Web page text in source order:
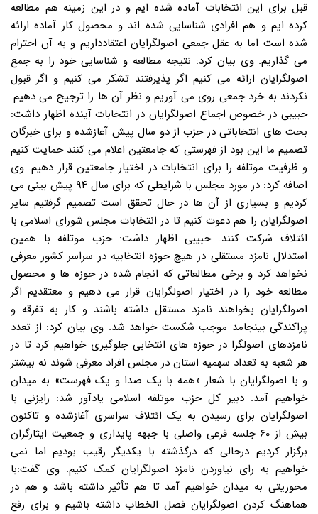
قبل برای این انتخابات آماده شده ایم و در این زمینه هم مطالعه
کرده ایم و هم افرادی شناسایی شده اند و محصول کار آماده ارائه
شده است اما به عقل جمعی اصولگرایان اعتقادداریم و به آن احترام
می گذاریم. وی بیان کرد: نتیجه مطالعه و شناسایی خود را به جمع
اصولگرایان ارائه می کنیم اگر پذیرفتند تشکر می کنیم و اگر قبول
نکردند به خرد جمعی روی می آوریم و نظر آن ها را ترجیح می دهیم.
حبیبی در خصوص اجماع اصولگرایان در انتخابات آینده اظهار داشت:
بحث های انتخاباتی در حزب از دو سال پیش آغازشده و برای خبرگان
تصمیم ما این بود از فهرستی که جامعتین اعلام می کنند حمایت کنیم
و ظرفیت موتلفه را برای انتخابات در اختیار جامعتین قرار دهیم. وی
اضافه کرد: در مورد مجلس با شرایطی که برای سال ۹۴ پیش بینی می
کردیم و بسیاری از آن ها در حال تحقق است تصمیم گرفتیم سایر
اصولگرایان را هم دعوت کنیم تا در انتخابات مجلس شورای اسلامی با
ائتلاف شرکت کنند. حبیبی اظهار داشت: حزب موتلفه با همین
استدلال نامزد مستقلی در هیچ حوزه انتخابیه در سراسر کشور معرفی
نخواهد کرد و برخی مطالعاتی که انجام شده در حوزه ها و محصول
مطالعه خود را در اختیار اصولگرایان قرار می دهیم و معتقدیم اگر
اصولگرایان بخواهند نامزد مستقل داشته باشند و کار به تفرقه و
پراکندگی بینجامد موجب شکست خواهد شد. وی بیان کرد: از تعدد
نامزدهای اصولگرا در حوزه های انتخابی جلوگیری خواهیم کرد تا در
هر شعبه به تعداد سهمیه استان در مجلس افراد معرفی شوند نه بیشتر
و با اصولگرایان با شعار «همه با یک صدا و یک فهرست» به میدان
خواهیم آمد. دبیر کل حزب موتلفه اسلامی یادآور شد: رایزنی با
اصولگرایان برای رسیدن به یک ائتلاف سراسری آغازشده و تاکنون
بیش از ۶۰ جلسه فرعی واصلی با جبهه پایداری و جمعیت ایثارگران
برگزار کردیم درحالی که درگذشته با یکدیگر رقیب بودیم اما نمی
خواهیم به رای نیاوردن نامزد اصولگرایان کمک کنیم. وی گفت:با
محوریتی به میدان خواهیم آمد تا هم تأثیر داشته باشد و هم در
هماهنگ کردن اصولگرایان فصل الخطاب داشته باشیم و برای رفع